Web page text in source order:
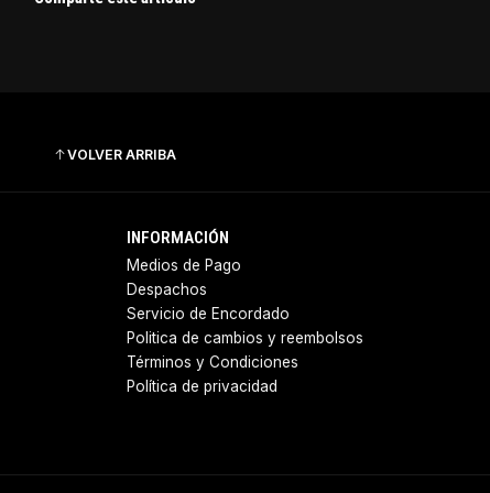
VOLVER ARRIBA
INFORMACIÓN
Medios de Pago
Despachos
Servicio de Encordado
Politica de cambios y reembolsos
Términos y Condiciones
Política de privacidad